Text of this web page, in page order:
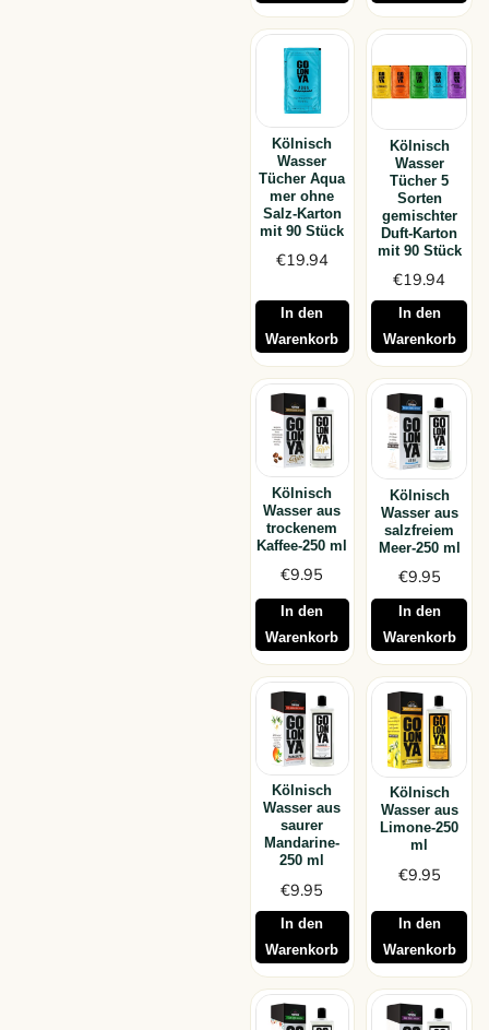
Kölnisch
Wasser
Tücher Aqua
mer ohne
Salz-Karton
mit 90 Stück
€19.94
In den
Warenkorb
Kölnisch
Wasser
Tücher 5
Sorten
gemischter
Duft-Karton
mit 90 Stück
€19.94
In den
Warenkorb
Kölnisch
Wasser aus
trockenem
Kaffee-250 ml
€9.95
In den
Warenkorb
Kölnisch
Wasser aus
salzfreiem
Meer-250 ml
€9.95
In den
Warenkorb
Kölnisch
Wasser aus
saurer
Mandarine-
250 ml
€9.95
In den
Warenkorb
Kölnisch
Wasser aus
Limone-250
ml
€9.95
In den
Warenkorb